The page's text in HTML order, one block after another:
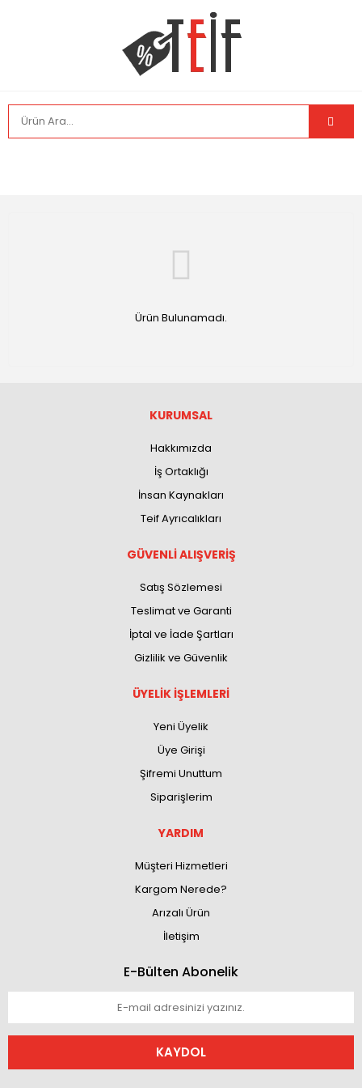
Ürün Bulunamadı.
KURUMSAL
Hakkımızda
İş Ortaklığı
İnsan Kaynakları
Teif Ayrıcalıkları
GÜVENLİ ALIŞVERİŞ
Satış Sözlemesi
Teslimat ve Garanti
İptal ve İade Şartları
Gizlilik ve Güvenlik
ÜYELİK İŞLEMLERİ
Yeni Üyelik
Üye Girişi
Şifremi Unuttum
Siparişlerim
YARDIM
Müşteri Hizmetleri
Kargom Nerede?
Arızalı Ürün
İletişim
E-Bülten Abonelik
KAYDOL